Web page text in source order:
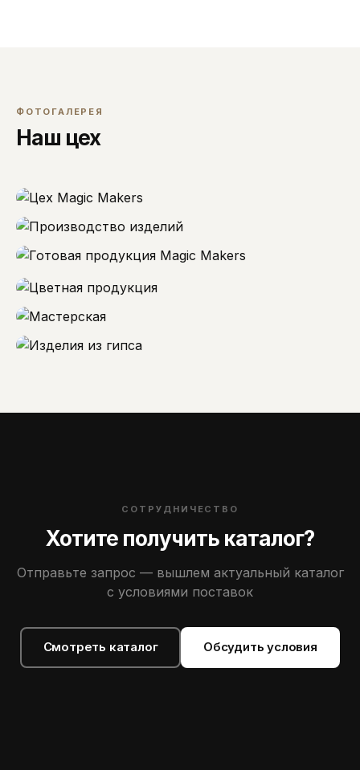
ФОТОГАЛЕРЕЯ
Наш цех
СОТРУДНИЧЕСТВО
Хотите получить каталог?
Отправьте запрос — вышлем актуальный каталог
с условиями поставок
Смотреть каталог Обсудить условия